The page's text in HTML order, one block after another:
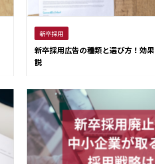
新卒採用
新卒採用広告の種類と選び方！効
説